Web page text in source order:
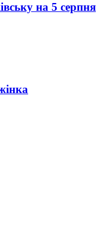
на 5 серпня